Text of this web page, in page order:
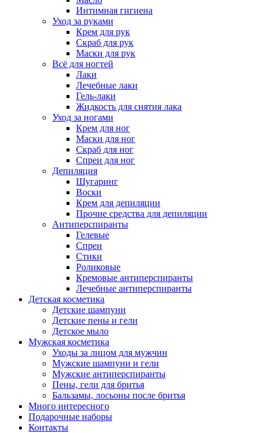
Интимная гигиена
Уход за руками
Крем для рук
Скраб для рук
Маски для рук
Всё для ногтей
Лаки
Лечебные лаки
Гель-лаки
Жидкость для снятия лака
Уход за ногами
Крем для ног
Маски для ног
Скраб для ног
Спреи для ног
Депиляция
Шугаринг
Воски
Крем для депиляции
Прочие средства для депиляции
Антиперспиранты
Гелевые
Спреи
Стики
Роликовые
Кремовые антиперспиранты
Лечебные антиперспиранты
Детская косметика
Детские шампуни
Детские пены и гели
Детское мыло
Мужская косметика
Уходы за лицом для мужчин
Мужские шампуни и гели
Мужские антиперспиранты
Пены, гели для бритья
Бальзамы, лосьоны после бритья
Много интересного
Подарочные наборы
Контакты